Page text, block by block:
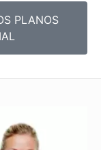
PLANOS